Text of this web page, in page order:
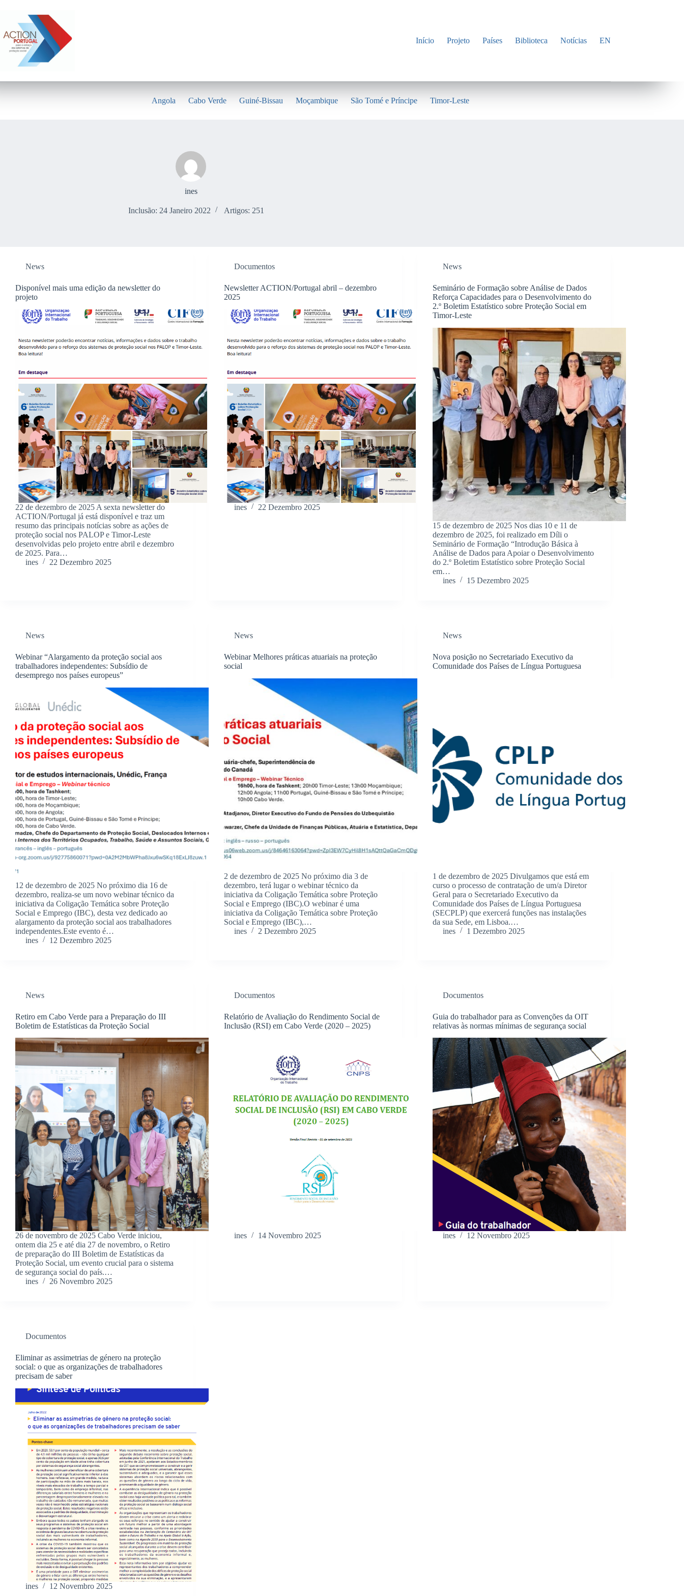
conteúdo
Início
Projeto Países Biblioteca Notícias EN
Angola Cabo Verde Guiné-Bissau Moçambique São Tomé e Príncipe Timor-Leste
ines
Inclusão: 24 Janeiro 2022 Artigos: 251
News
Disponível mais uma edição da newsletter do
projeto
22 de dezembro de 2025 A sexta newsletter do
ACTION/Portugal já está disponível e traz um
resumo das principais notícias sobre as ações de
proteção social nos PALOP e Timor-Leste
desenvolvidas pelo projeto entre abril e dezembro
de 2025. Para…
ines
22 Dezembro 2025
Documentos
Newsletter ACTION/Portugal abril – dezembro
2025
ines 22 Dezembro 2025
News
Seminário de Formação sobre Análise de Dados
Reforça Capacidades para o Desenvolvimento do
2.º Boletim Estatístico sobre Proteção Social em
Timor-Leste
15 de dezembro de 2025 Nos dias 10 e 11 de
dezembro de 2025, foi realizado em Díli o
Seminário de Formação “Introdução Básica à
Análise de Dados para Apoiar o Desenvolvimento
do 2.º Boletim Estatístico sobre Proteção Social
em…
ines
15 Dezembro 2025
News
Webinar “Alargamento da proteção social aos
trabalhadores independentes: Subsídio de
desemprego nos países europeus”
12 de dezembro de 2025 No próximo dia 16 de
dezembro, realiza-se um novo webinar técnico da
iniciativa da Coligação Temática sobre Proteção
Social e Emprego (IBC), desta vez dedicado ao
alargamento da proteção social aos trabalhadores
independentes.Este evento é…
ines
12 Dezembro 2025
News
Webinar Melhores práticas atuariais na proteção
social
2 de dezembro de 2025 No próximo dia 3 de
dezembro, terá lugar o webinar técnico da
iniciativa da Coligação Temática sobre Proteção
Social e Emprego (IBC).O webinar é uma
iniciativa da Coligação Temática sobre Proteção
Social e Emprego (IBC),…
ines
2 Dezembro 2025
News
Nova posição no Secretariado Executivo da
Comunidade dos Países de Língua Portuguesa
1 de dezembro de 2025 Divulgamos que está em
curso o processo de contratação de um/a Diretor
Geral para o Secretariado Executivo da
Comunidade dos Países de Língua Portuguesa
(SECPLP) que exercerá funções nas instalações
da sua Sede, em Lisboa.…
ines
1 Dezembro 2025
News
Retiro em Cabo Verde para a Preparação do III
Boletim de Estatísticas da Proteção Social
26 de novembro de 2025 Cabo Verde iniciou,
ontem dia 25 e até dia 27 de novembro, o Retiro
de preparação do III Boletim de Estatísticas da
Proteção Social, um evento crucial para o sistema
de segurança social do país.…
ines
26 Novembro 2025
Documentos
Relatório de Avaliação do Rendimento Social de
Inclusão (RSI) em Cabo Verde (2020 – 2025)
ines 14 Novembro 2025
Documentos
Guia do trabalhador para as Convenções da OIT
relativas às normas mínimas de segurança social
ines 12 Novembro 2025
Documentos
Eliminar as assimetrias de género na proteção
social: o que as organizações de trabalhadores
precisam de saber
ines 12 Novembro 2025